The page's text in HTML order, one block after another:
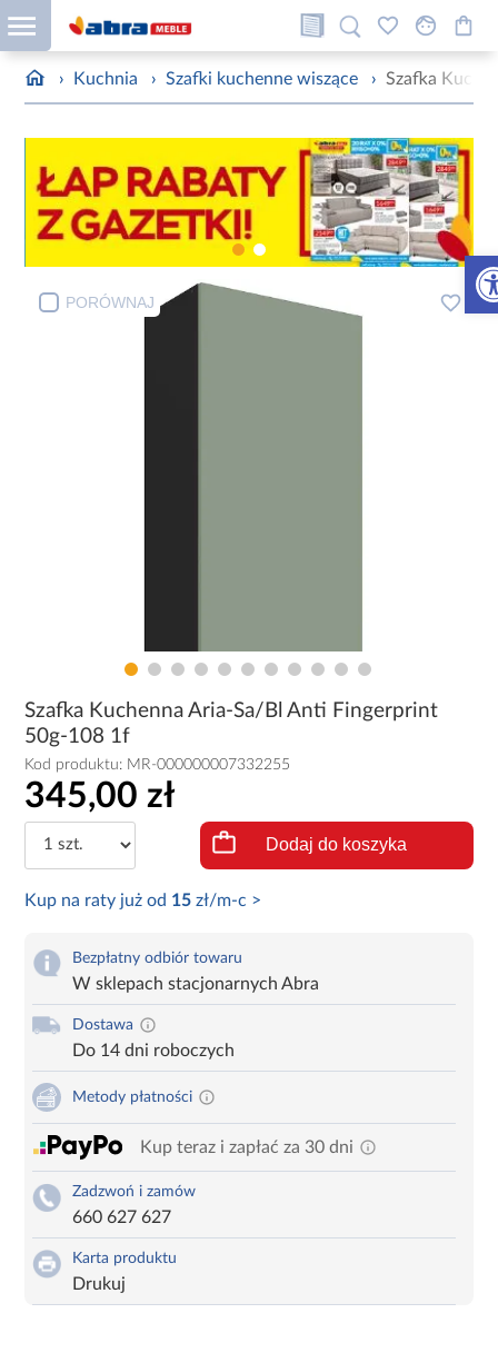
› Kuchnia › Szafki kuchenne wiszące › Szafka
PORÓWNAJ
Szafka Kuchenna Aria-Sa/Bl Anti Fingerprint
50g-108 1f
Kod produktu: MR-000000007332255
345,00 zł
Dodaj do koszyka
Kup na raty już od 15 zł/m-c >
Bezpłatny odbiór towaru
W sklepach stacjonarnych Abra
Dostawa
Do 14 dni roboczych
Metody płatności
Kup teraz i zapłać za 30 dni
Zadzwoń i zamów
660 627 627
Karta produktu
Drukuj